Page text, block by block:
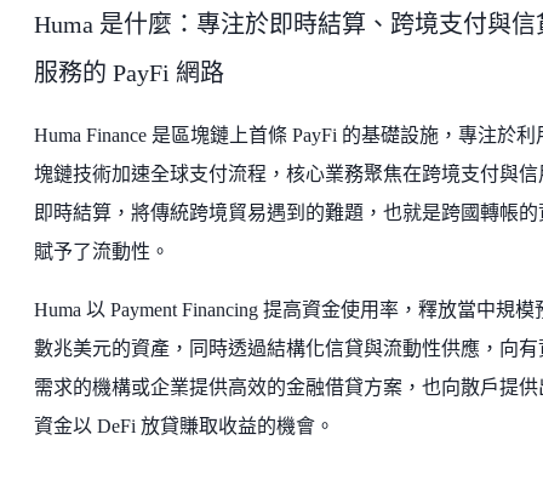
Huma 是什麼：專注於即時結算、跨境支付與信
服務的 PayFi 網路
Huma Finance 是區塊鏈上首條 PayFi 的基礎設施，專注於利
塊鏈技術加速全球支付流程，核心業務聚焦在跨境支付與信
即時結算，將傳統跨境貿易遇到的難題，也就是跨國轉帳的
賦予了流動性。
Huma 以 Payment Financing 提高資金使用率，釋放當中規模
數兆美元的資產，同時透過結構化信貸與流動性供應，向有
需求的機構或企業提供高效的金融借貸方案，也向散戶提供
資金以 DeFi 放貸賺取收益的機會。